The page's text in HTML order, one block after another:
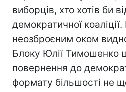
виборців, хто хотів би
демократичної
неозброєним оком
Блоку Юлії Тимошенко
повернення до
формату більшості не